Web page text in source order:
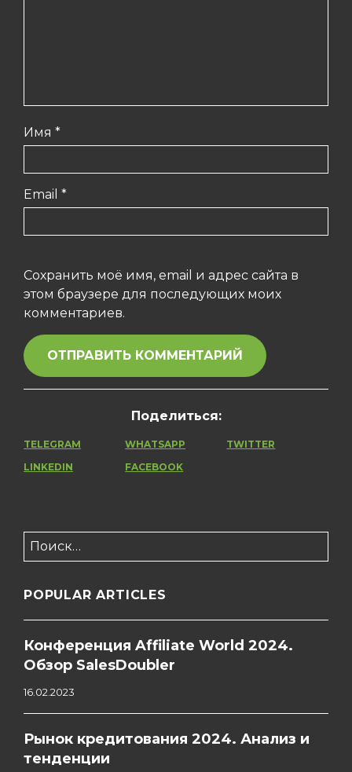
Имя *
Email *
Сохранить моё имя, email и адрес сайта в
этом браузере для последующих моих
комментариев.
Поделиться:
TELEGRAM WHATSAPP
TWITTER
LINKEDIN
FACEBOOK
Найти:
POPULAR ARTICLES
Конференция Affiliate World 2024.
Обзор SalesDoubler
16.02.2023
Рынок кредитования 2024. Анализ и
тенденции